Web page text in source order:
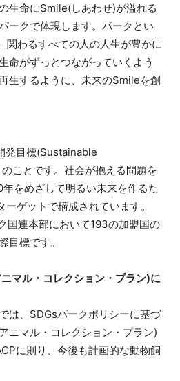
生命にSmile(しあわせ)が溢れる
ークで体現します。パークとい
関わるすべての人の人生が豊かに
命がずっとつながっていくよう
生するように、未来のSmileを創
発目標(Sustainable
ことです。社会が抱える問題を
をめざして明るい未来を作るた
ゲットで構成されています。
国連本部において193の加盟国の
目標です。
マル・コレクション・プラン)に
は、SDGsパークポリシーに基づ
ニマル・コレクション・プラン)
に則り、今後も計画的な動物飼